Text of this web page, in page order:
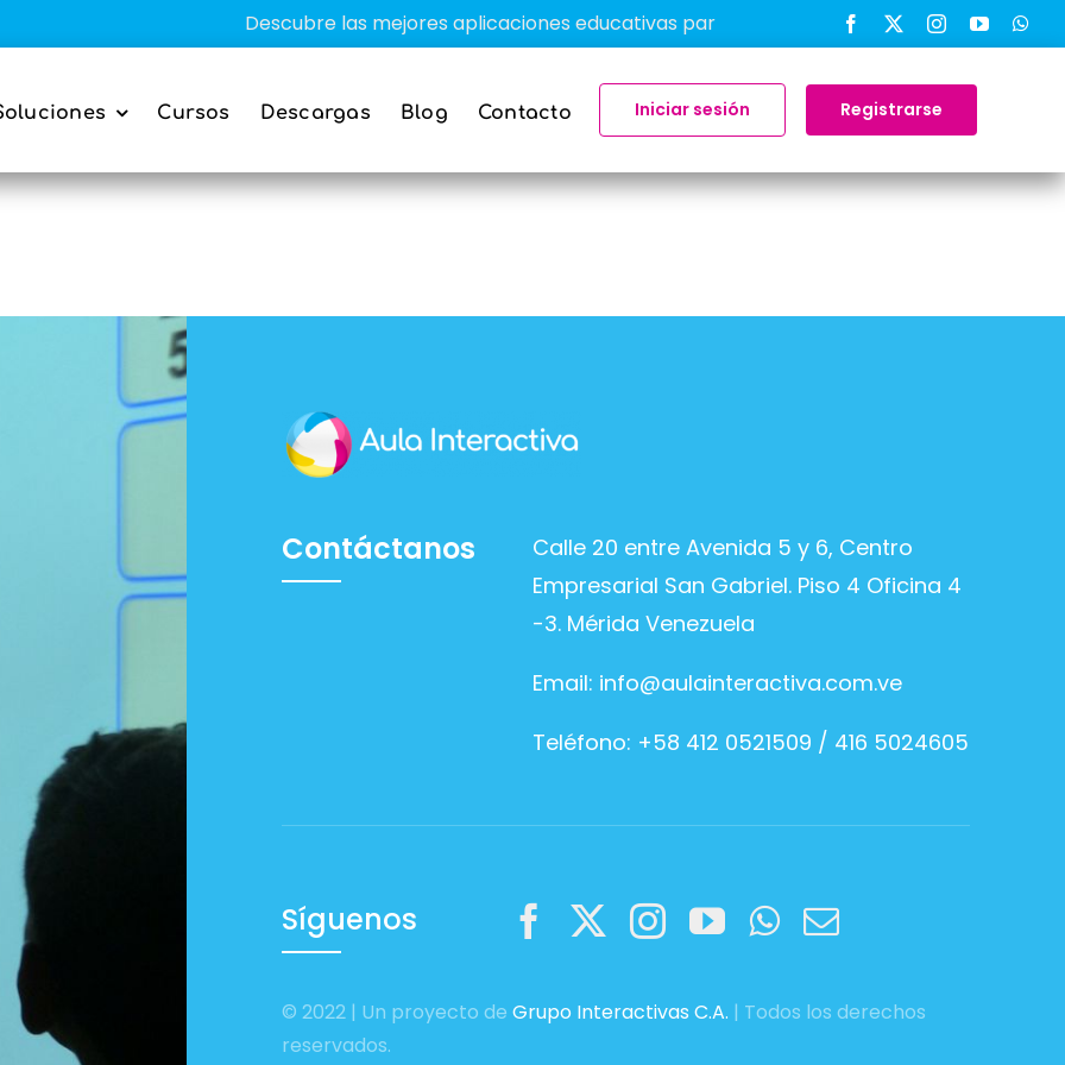
Descubre las mejores aplicaciones educativas para transformar el aprendizaje en el aula
Cursos Descargas Blog Contacto Iniciar sesión Registrarse
Contáctanos
Calle 20 entre Avenida 5 y 6, Centro
Empresarial San Gabriel. Piso 4 Oficina 4
-3. Mérida Venezuela
Email: info@aulainteractiva.com.ve
Teléfono: +58 412 0521509 / 416 5024605
Síguenos
© 2022 | Un proyecto de Grupo Interactivas C.A. | Todos los derechos
reservados.